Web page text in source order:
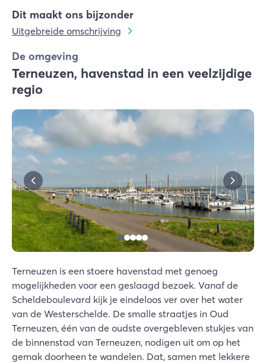
Dit maakt ons bijzonder
Uitgebreide omschrijving
De omgeving
Terneuzen, havenstad in een veelzijdige
regio
Terneuzen is een stoere havenstad met genoeg
mogelijkheden voor een geslaagd bezoek. Vanaf de
Scheldeboulevard kijk je eindeloos ver over het water
van de Westerschelde. De smalle straatjes in Oud
Terneuzen, één van de oudste overgebleven stukjes van
de binnenstad van Terneuzen, nodigen uit om op het
gemak doorheen te wandelen. Dat, samen met lekkere